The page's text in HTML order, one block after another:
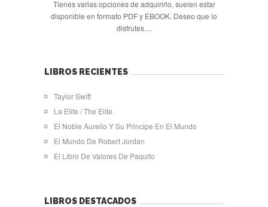
Tienes varias opciones de adquirirlo, suelen estar
disponible en formato PDF y EBOOK. Deseo que lo
disfrutes....
LIBROS RECIENTES
Taylor Swift
La Elite / The Elite
El Noble Aurelio Y Su Principe En El Mundo
El Mundo De Robert Jordan
El Libro De Valores De Paquito
LIBROS DESTACADOS